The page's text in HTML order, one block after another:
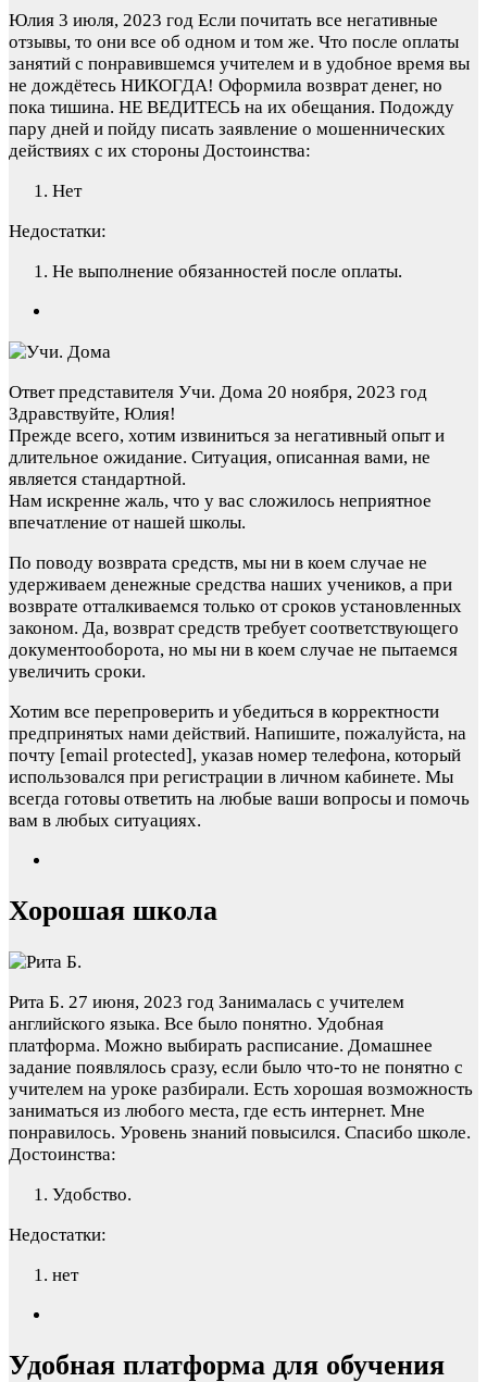
Юлия 3 июля, 2023 год Если почитать все негативные
отзывы, то они все об одном и том же. Что после оплаты
занятий с понравившемся учителем и в удобное время вы
не дождётесь НИКОГДА! Оформила возврат денег, но
пока тишина. НЕ ВЕДИТЕСЬ на их обещания. Подожду
пару дней и пойду писать заявление о мошеннических
действиях с их стороны Достоинства:
Нет
Недостатки:
Не выполнение обязанностей после оплаты.
Ответ представителя Учи. Дома 20 ноября, 2023 год
Здравствуйте, Юлия!
Прежде всего, хотим извиниться за негативный опыт и
длительное ожидание. Ситуация, описанная вами, не
является стандартной.
Нам искренне жаль, что у вас сложилось неприятное
впечатление от нашей школы.
По поводу возврата средств, мы ни в коем случае не
удерживаем денежные средства наших учеников, а при
возврате отталкиваемся только от сроков установленных
законом. Да, возврат средств требует соответствующего
документооборота, но мы ни в коем случае не пытаемся
увеличить сроки.
Хотим все перепроверить и убедиться в корректности
предпринятых нами действий. Напишите, пожалуйста, на
почту [email protected] , указав номер телефона, который
использовался при регистрации в личном кабинете. Мы
всегда готовы ответить на любые ваши вопросы и помочь
вам в любых ситуациях.
Хорошая школа
Рита Б. 27 июня, 2023 год Занималась с учителем
английского языка. Все было понятно. Удобная
платформа. Можно выбирать расписание. Домашнее
задание появлялось сразу, если было что-то не понятно с
учителем на уроке разбирали. Есть хорошая возможность
заниматься из любого места, где есть интернет. Мне
понравилось. Уровень знаний повысился. Спасибо школе.
Достоинства:
Удобство.
Недостатки:
нет
Удобная платформа для обучения